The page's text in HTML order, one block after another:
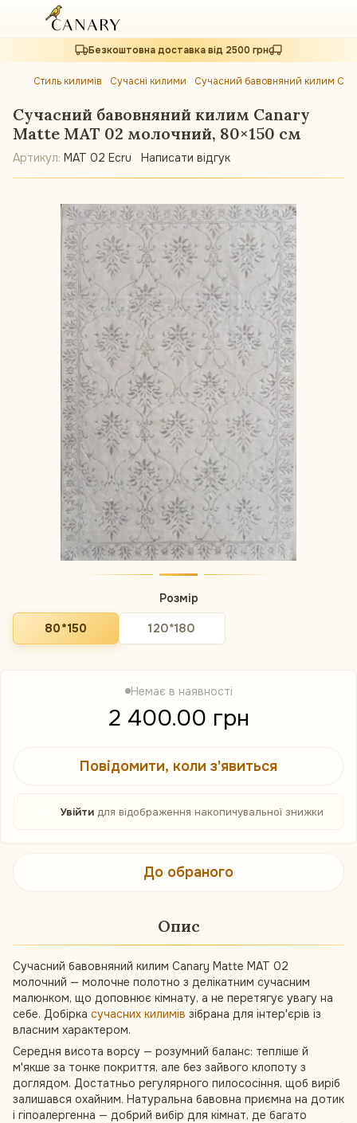
Безкоштовна доставка від 2500 грн
Стиль килимів Сучасні килими Сучасний бавовняний килим
Сучасний бавовняний килим Canary
Matte MAT 02 молочний, 80×150 см
Артикул: MAT 02 Ecru Написати відгук
Розмір
80*150 120*180
Немає в наявності
2 400.00 грн
Повідомити, коли з'явиться
Увійтидля відображення накопичувальної знижки
До обраного
Опис
Сучасний бавовняний килим Canary Matte MAT 02
молочний — молочне полотно з делікатним сучасним
малюнком, що доповнює кімнату, а не перетягує увагу на
себе. Добірка сучасних килимів зібрана для інтер'єрів із
власним характером.
Середня висота ворсу — розумний баланс: тепліше й
м'якше за тонке покриття, але без зайвого клопоту з
доглядом. Достатньо регулярного пилососіння, щоб виріб
залишався охайним. Натуральна бавовна приємна на дотик
і гіпоалергенна — добрий вибір для кімнат, де багато